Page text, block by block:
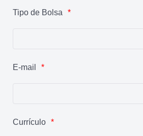
Tipo de Bolsa
E-mail
Currículo